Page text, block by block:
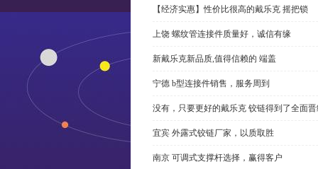
【经济实惠】性价比很高的戴乐克 摇把锁
上饶 螺纹管连接件质量好，诚信有缘
新戴乐克新品质,值得信赖的 端盖
宁德 b型连接件销售，服务周到
没有，只要更好的戴乐克 铰链得到了全面
宜宾 外露式铰链厂家，以质取胜
南京 可调式支撑杆选择，赢得客户